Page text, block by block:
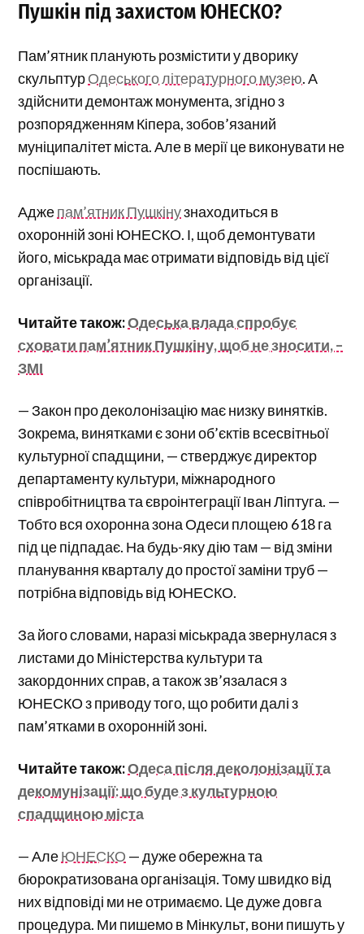
Пушкін під захистом ЮНЕСКО?
Пам’ятник планують розмістити у дворику
скульптурОдеського літературного музею. А
здійснити демонтаж монумента, згідно з
розпорядженням Кіпера, зобов’язаний
муніципалітет міста. Але в мерії це виконувати не
поспішають.
Аджепам’ятник Пушкінузнаходиться в
охоронній зоні ЮНЕСКО. І, щоб демонтувати
його, міськрада має отримати відповідь від цієї
організації.
Читайте також:Одеська влада спробує
сховати пам’ятник Пушкіну, щоб не зносити, –
ЗМІ
— Закон про деколонізацію має низку винятків.
Зокрема, винятками є зони об’єктів всесвітньої
культурної спадщини, — стверджує директор
департаменту культури, міжнародного
співробітництва та євроінтеграції Іван Ліптуга. —
Тобто вся охоронна зона Одеси площею 618 га
під це підпадає. На будь-яку дію там — від зміни
планування кварталу до простої заміни труб —
потрібна відповідь від ЮНЕСКО.
За його словами, наразі міськрада звернулася з
листами до Міністерства культури та
закордонних справ, а також зв’язалася з
ЮНЕСКО з приводу того, що робити далі з
пам’ятками в охоронній зоні.
Читайте також:Одеса після деколонізації та
декомунізації: що буде з культурною
спадщиною міста
— АлеЮНЕСКО — дуже обережна та
бюрократизована організація. Тому швидко від
них відповіді ми не отримаємо. Це дуже довга
процедура. Ми пишемо в Мінкульт, вони пишуть у